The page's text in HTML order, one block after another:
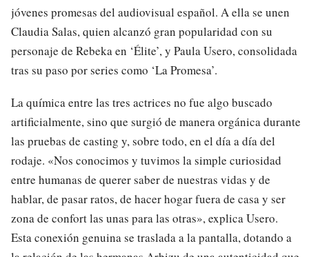
jóvenes promesas del audiovisual español. A ella se unen
Claudia Salas, quien alcanzó gran popularidad con su
personaje de Rebeka en ‘Élite’, y Paula Usero, consolidada
tras su paso por series como ‘La Promesa’.
La química entre las tres actrices no fue algo buscado
artificialmente, sino que surgió de manera orgánica durante
las pruebas de casting y, sobre todo, en el día a día del
rodaje. «Nos conocimos y tuvimos la simple curiosidad
entre humanas de querer saber de nuestras vidas y de
hablar, de pasar ratos, de hacer hogar fuera de casa y ser
zona de confort las unas para las otras», explica Usero.
Esta conexión genuina se traslada a la pantalla, dotando a